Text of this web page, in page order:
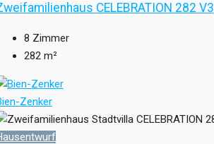
CELEBRATION 282 V3
8 Zimmer
282 m²
Zenker